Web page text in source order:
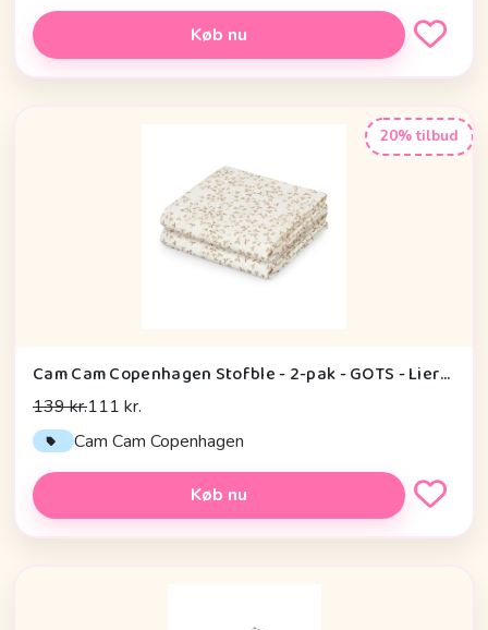
Køb nu
20% tilbud
Cam Cam Copenhagen Stofble - 2-pak - GOTS - Lierre
139 kr.111 kr.
Cam Cam Copenhagen
Køb nu